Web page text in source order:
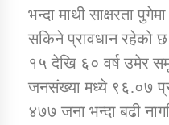
भन्दा माथी साक्षरता
सकिने प्रावधान रहेको
१५ देखि ६० वर्ष उमेर
जनसंख्या मध्ये ९६.०७
४७७ जना भन्दा बढी